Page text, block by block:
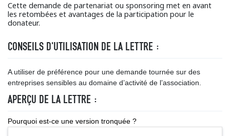
Cette demande de partenariat ou sponsoring met en avant
les retombées et avantages de la participation pour le
donateur.
CONSEILS D'UTILISATION DE LA LETTRE :
A utiliser de préférence pour une demande tournée sur des
entreprises sensibles au domaine d’activité de l’association.
APERÇU DE LA LETTRE :
Pourquoi est-ce une version tronquée ?